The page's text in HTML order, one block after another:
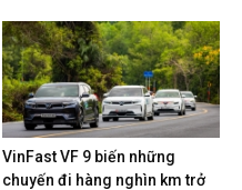
VinFast VF 9 biến những
chuyến đi hàng nghìn km trở